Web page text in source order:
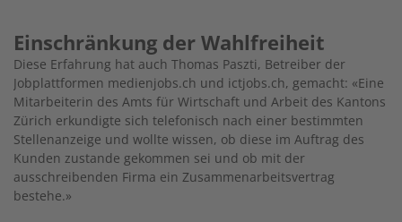
Einschränkung der Wahlfreiheit
Diese Erfahrung hat auch Thomas Paszti, Betreiber der
Jobplattformen medienjobs.ch und ictjobs.ch, gemacht: «Eine
Mitarbeiterin des Amts für Wirtschaft und Arbeit des Kantons
Zürich erkundigte sich telefonisch nach einer bestimmten
Stellenanzeige und wollte wissen, ob diese im Auftrag des
Kunden zustande gekommen sei und ob mit der
ausschreibenden Firma ein Zusammenarbeitsvertrag
bestehe.»